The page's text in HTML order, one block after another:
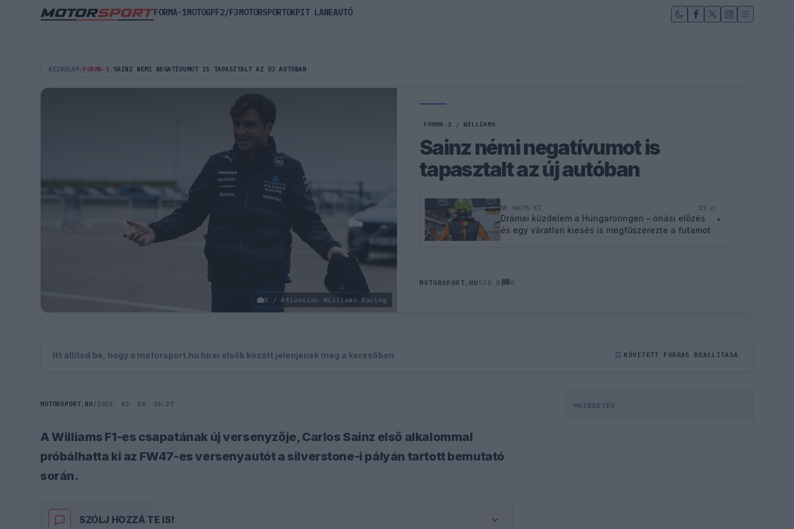
KEZDŐLAP FORMA-1 SAINZ NÉMI NEGATÍVUMOT IS TAPASZTALT AZ ÚJ AUTÓBAN
X / Atlassian Williams Racing
FORMA-1 / WILLIAMS
Sainz némi negatívumot is
tapasztalt az új autóban
NE HAGYD KI 11 n
Drámai küzdelem a Hungaroringen – óriási előzés
és egy váratlan kiesés is megfűszerezte a futamot
MOTORSPORT.HU 538 N 0
Itt állítsd be, hogy a motorsport.hu hírei elsők között jelenjenek meg a keresőben. G KÖVETETT FORRÁS BEÁLLÍTÁSA
MOTORSPORT.HU / 2025. 02. 14. 16:27
A Williams F1-es csapatának új versenyzője, Carlos Sainz első alkalommal
próbálhatta ki az FW47-es versenyautót a silverstone-i pályán tartott bemutató
során.
SZÓLJ HOZZÁ TE IS!
HIRDETÉS
FORMA-1MOTOGPF2/F3MOTORSPORTOKPIT LANEAUTÓ